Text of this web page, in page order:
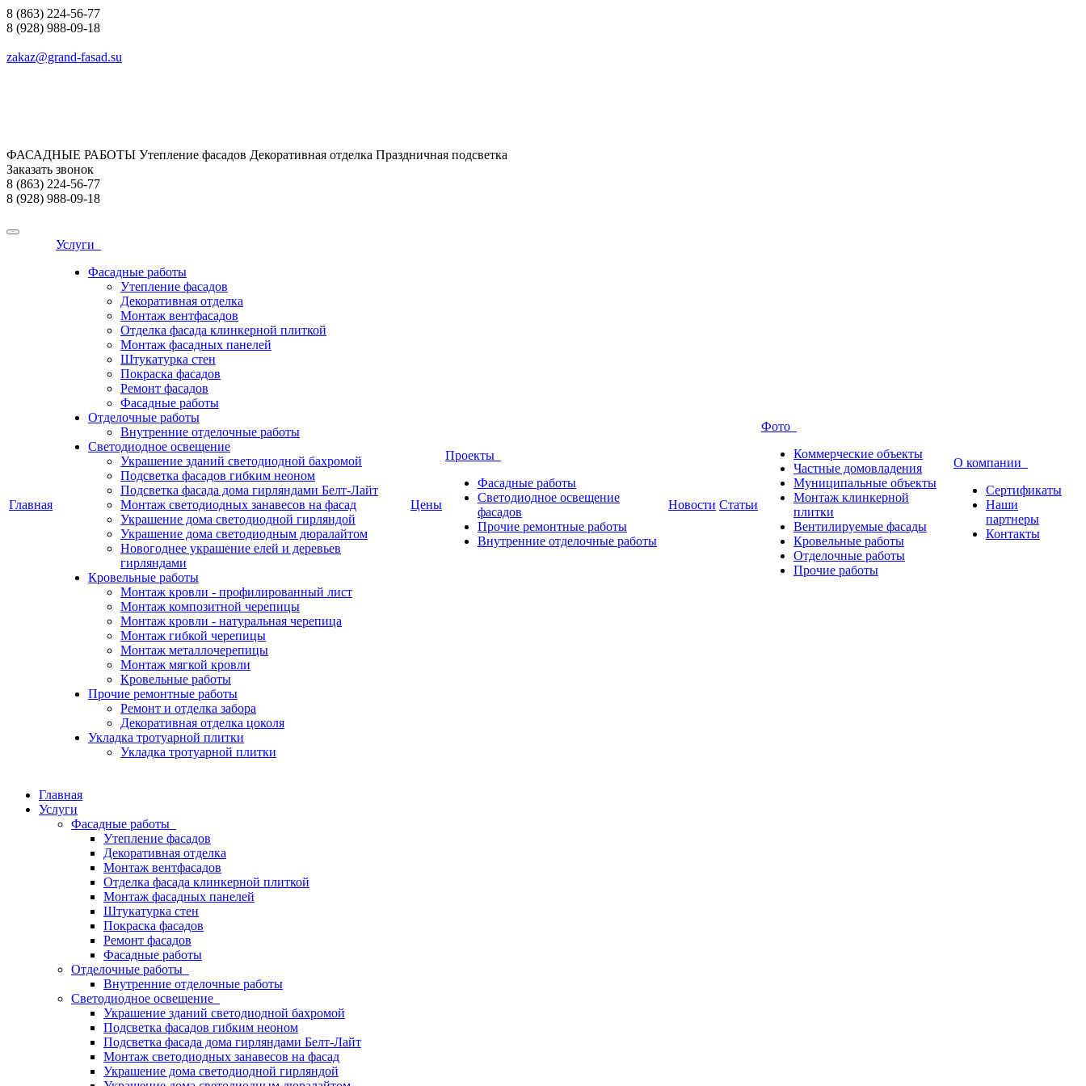
8 (863) 224-56-77
8 (928) 988-09-18
zakaz@grand-fasad.su
ФАСАДНЫЕ РАБОТЫ Утепление фасадов Декоративная отделка Праздничная подсветка
Заказать звонок
8 (863) 224-56-77
8 (928) 988-09-18
Главная
Услуги
Фасадные работы
Утепление фасадов
Декоративная отделка
Монтаж вентфасадов
Отделка фасада клинкерной плиткой
Монтаж фасадных панелей
Штукатурка стен
Покраска фасадов
Ремонт фасадов
Фасадные работы
Отделочные работы
Внутренние отделочные работы
Светодиодное освещение
Украшение зданий светодиодной бахромой
Подсветка фасадов гибким неоном
Подсветка фасада дома гирляндами Белт-Лайт
Монтаж светодиодных занавесов на фасад
Украшение дома светодиодной гирляндой
Украшение дома светодиодным дюралайтом
Новогоднее украшение елей и деревьев
гирляндами
Кровельные работы
Монтаж кровли - профилированный лист
Монтаж композитной черепицы
Монтаж кровли - натуральная черепица
Монтаж гибкой черепицы
Монтаж металлочерепицы
Монтаж мягкой кровли
Кровельные работы
Прочие ремонтные работы
Ремонт и отделка забора
Декоративная отделка цоколя
Укладка тротуарной плитки
Укладка тротуарной плитки
Цены
Проекты
Фасадные работы
Светодиодное освещение
фасадов
Прочие ремонтные работы
Внутренние отделочные работы
Новости Статьи
Фото
Коммерческие объекты
Частные домовладения
Муниципальные объекты
Монтаж клинкерной
плитки
Вентилируемые фасады
Кровельные работы
Отделочные работы
Прочие работы
О компании
Сертификаты
Наши
партнеры
Контакты
Главная
Услуги
Фасадные работы
Утепление фасадов
Декоративная отделка
Монтаж вентфасадов
Отделка фасада клинкерной плиткой
Монтаж фасадных панелей
Штукатурка стен
Покраска фасадов
Ремонт фасадов
Фасадные работы
Отделочные работы
Внутренние отделочные работы
Светодиодное освещение
Украшение зданий светодиодной бахромой
Подсветка фасадов гибким неоном
Подсветка фасада дома гирляндами Белт-Лайт
Монтаж светодиодных занавесов на фасад
Украшение дома светодиодной гирляндой